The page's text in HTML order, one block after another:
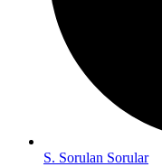
S. Sorulan Sorular